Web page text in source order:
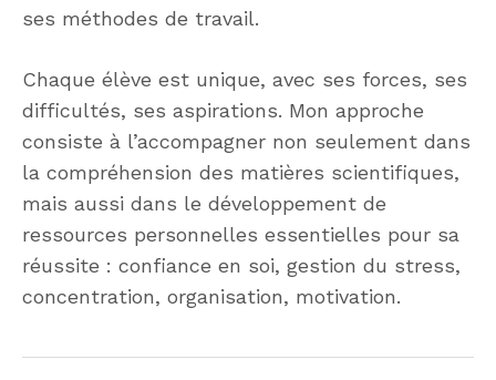
ses méthodes de travail.
Chaque élève est unique, avec ses forces, ses
difficultés, ses aspirations. Mon approche
consiste à l’accompagner non seulement dans
la compréhension des matières scientifiques,
mais aussi dans le développement de
ressources personnelles essentielles pour sa
réussite : confiance en soi, gestion du stress,
concentration, organisation, motivation.